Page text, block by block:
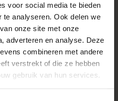
voor social media te bieden
analyseren. Ook delen we
onze site met onze
adverteren en analyse. Deze
combineren met andere
verstrekt of die ze hebben
gebruik van hun services.